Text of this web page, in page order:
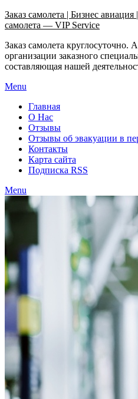
Заказ самолета | Бизнес
самолета — VIP Service
Заказ самолета круглосуточно.
организации заказного
составляющая нашей
Menu
Главная
О Нас
Отзывы
Отзывы об эвакуации в
Контакты
Карта сайта
Подписка RSS
Menu